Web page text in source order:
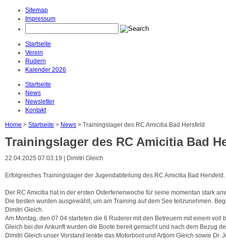
Sitemap
Impressum
Startseite
Verein
Rudern
Kalender 2026
Startseite
News
Newsletter
Kontakt
Home > Startseite > News > Trainingslager des RC Amicitia Bad Hersfeld
Trainingslager des RC Amicitia Bad
22.04.2025 07:03:19 | Dimitri Gleich
Erfolgreiches Trainingslager der Jugendabteilung des RC Amicitia Bad Hersfeld.
Der RC Amicitia hat in der ersten Osterferienwoche für seine momentan stark
Die besten wurden ausgewählt, um am Training auf dem See teilzunehmen.
Dimitri Gleich.
Am Montag, den 07.04 starteten die 6 Ruderer mit den Betreuern mit einem voll
Gleich bei der Ankunft wurden die Boote bereit gemacht und nach dem Bezug
Dimitri Gleich unser Vorstand lenkte das Motorboot und Artjom Gleich sowie